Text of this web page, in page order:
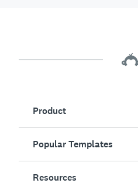
Product
Overview
Surveys
Popular Templates
Resources